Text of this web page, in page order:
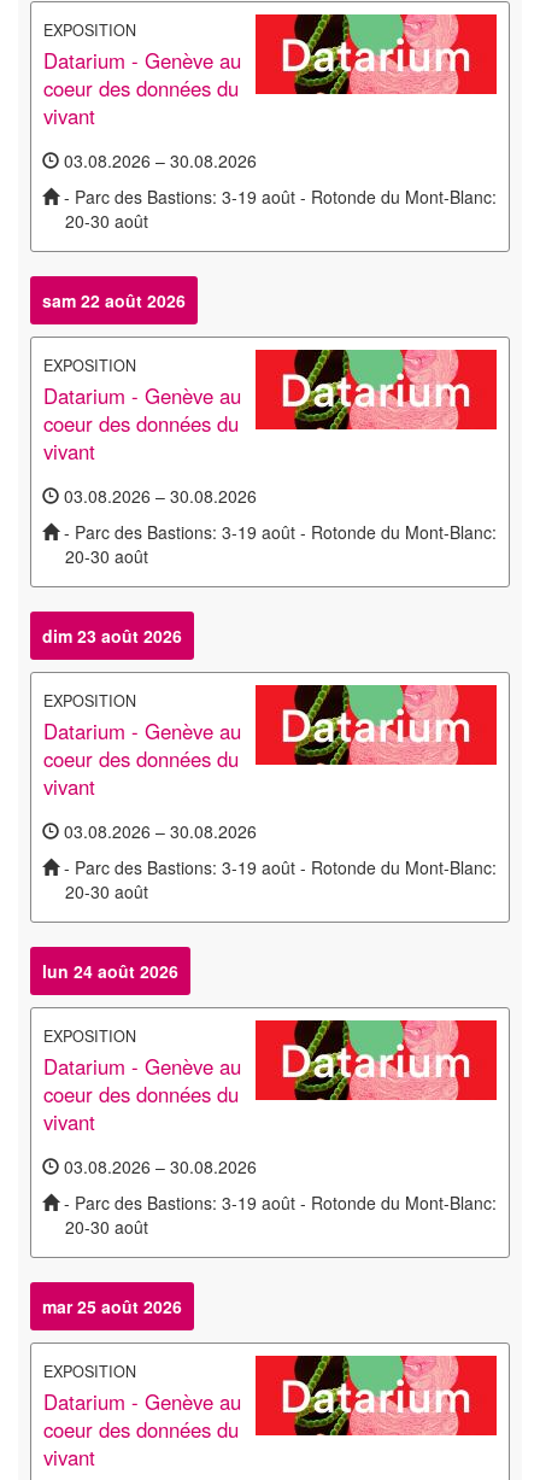
EXPOSITION
Datarium - Genève au
coeur des données du
vivant
03.08.2026 – 30.08.2026
- Parc des Bastions: 3-19 août - Rotonde du Mont-Blanc:
20-30 août
sam 22 août 2026
EXPOSITION
Datarium - Genève au
coeur des données du
vivant
03.08.2026 – 30.08.2026
- Parc des Bastions: 3-19 août - Rotonde du Mont-Blanc:
20-30 août
dim 23 août 2026
EXPOSITION
Datarium - Genève au
coeur des données du
vivant
03.08.2026 – 30.08.2026
- Parc des Bastions: 3-19 août - Rotonde du Mont-Blanc:
20-30 août
lun 24 août 2026
EXPOSITION
Datarium - Genève au
coeur des données du
vivant
03.08.2026 – 30.08.2026
- Parc des Bastions: 3-19 août - Rotonde du Mont-Blanc:
20-30 août
mar 25 août 2026
EXPOSITION
Datarium - Genève au
coeur des données du
vivant